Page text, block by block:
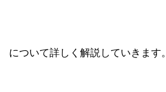
について詳しく解説していきます。